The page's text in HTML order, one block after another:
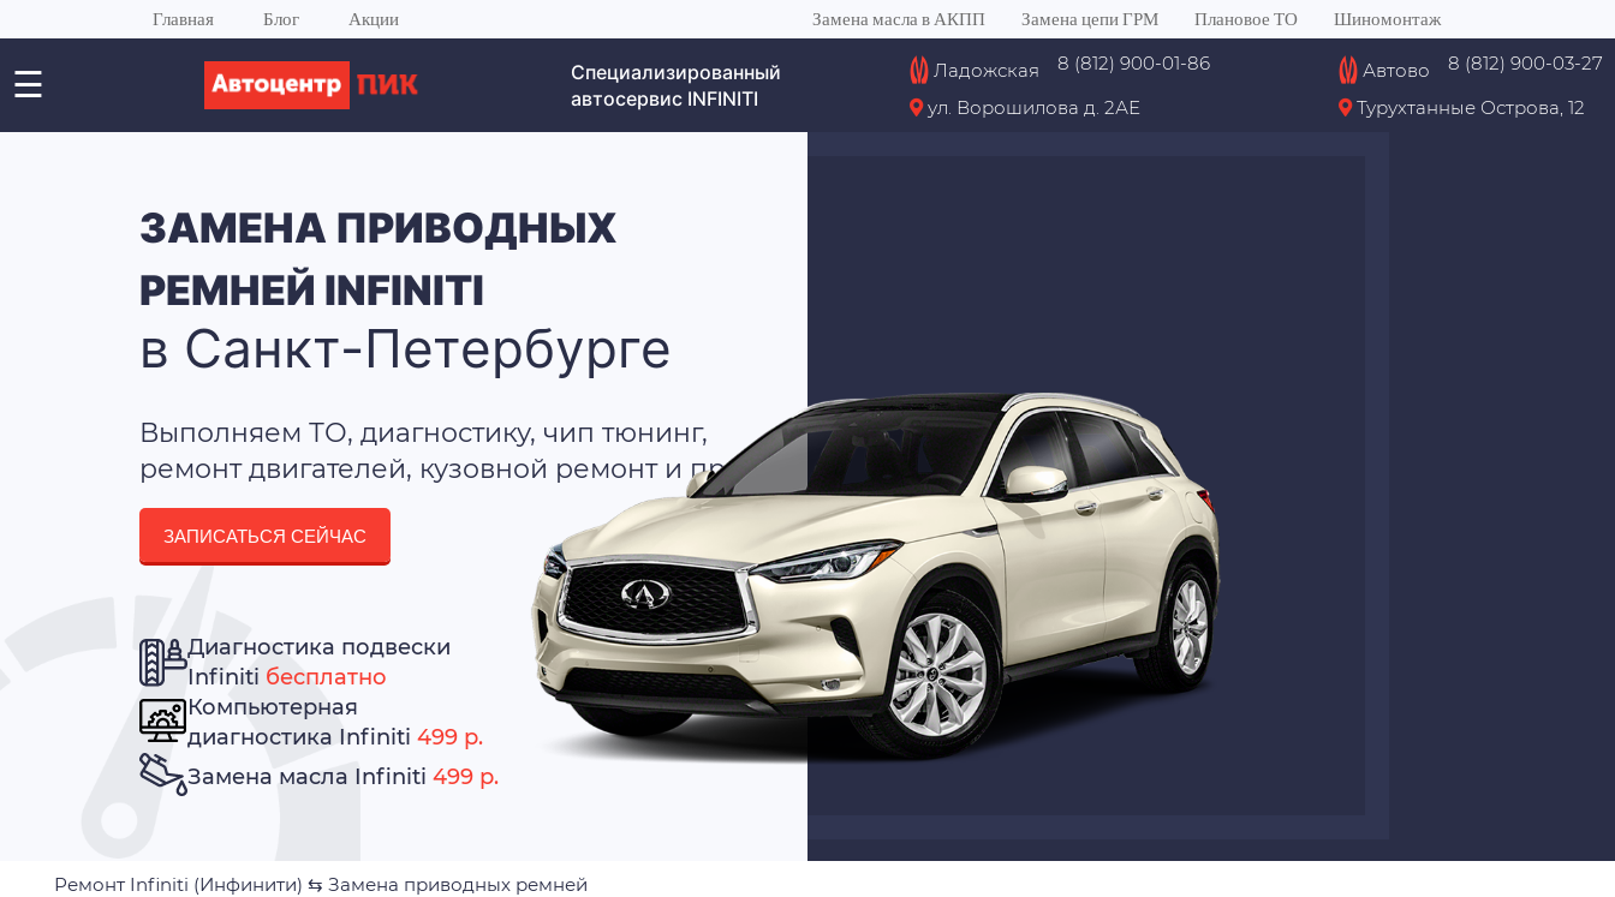
Главная Блог Акции Замена масла в АКПП Замена цепи ГРМ Плановое ТО Шиномонтаж
☰
Специализированный
автосервис INFINITI
Ладожская
8 (812) 900-01-86
ул. Ворошилова д. 2АЕ
Автово
8 (812) 900-03-27
Турухтанные Острова, 12
ЗАМЕНА ПРИВОДНЫХ
РЕМНЕЙ INFINITI
в Санкт-Петербурге
Выполняем ТО, диагностику, чип тюнинг,
ремонт двигателей, кузовной ремонт и пр.
ЗАПИСАТЬСЯ СЕЙЧАС
Диагностика подвески
Infiniti бесплатно
Компьютерная
диагностика Infiniti 499 р.
Замена масла Infiniti 499 р.
Ремонт Infiniti (Инфинити) ⇆ Замена приводных ремней